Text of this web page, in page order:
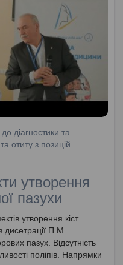
діагностики та
отиту з позицій
утворення
пазухи
утворення кіст
дисетрації П.М.
пазух. Відсутність
поліпів. Напрямки